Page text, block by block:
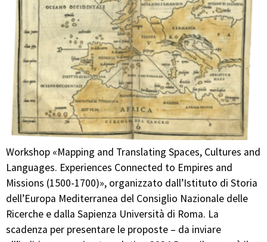
Workshop «Mapping and Translating Spaces, Cultures and
Languages. Experiences Connected to Empires and
Missions (1500-1700)», organizzato dall’Istituto di Storia
dell’Europa Mediterranea del Consiglio Nazionale delle
Ricerche e dalla Sapienza Università di Roma. La
scadenza per presentare le proposte – da inviare